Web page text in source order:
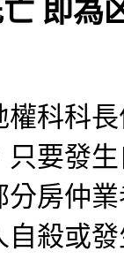
即為
權科科
只要發
分房仲
自殺或